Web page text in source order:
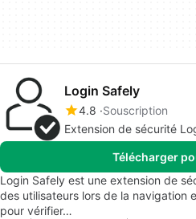
Login Safely
4.8 Souscription
Extension de sécurité
Télécharger
Login Safely est une extension de
des utilisateurs lors de la navigation
pour vérifier…